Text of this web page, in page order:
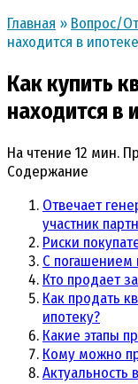
Главная » Вопрос/
находится в ипотеке
Как купить
находится в
На чтение 12 мин.
Содержание
Отвечает
участник
Риски
С погашением
Кто продает
Как продать
ипотеку?
Какие этапы
Кому можно
Актуальность